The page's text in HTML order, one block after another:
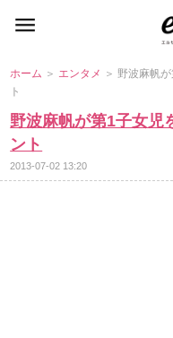
ホーム ＞ エンタメ ＞ 野波麻帆
ト
野波麻帆が第1子女
ント
2013-07-02 13:20